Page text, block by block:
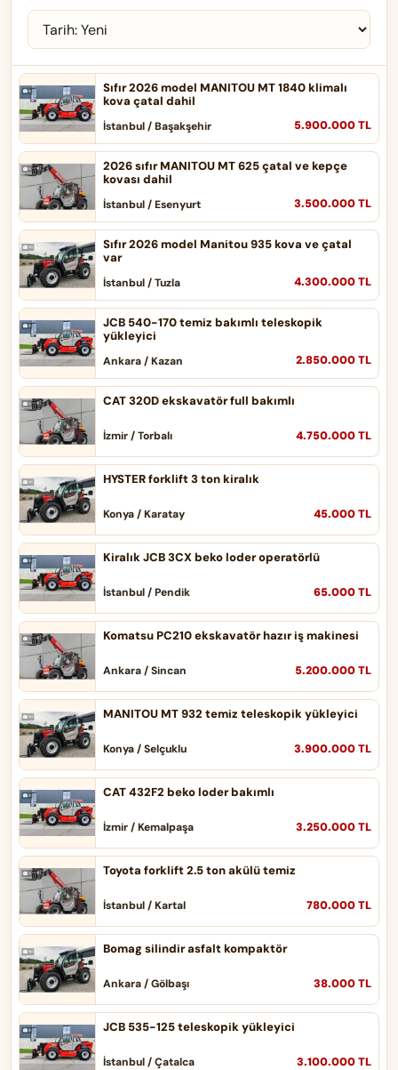
Sıfır 2026 model MANITOU MT 1840 klimalı
kova çatal dahil
5.900.000 TL
İstanbul / Başakşehir
2026 sıfır MANITOU MT 625 çatal ve kepçe
kovası dahil
3.500.000 TL
İstanbul / Esenyurt
Sıfır 2026 model Manitou 935 kova ve çatal
var
4.300.000 TL
İstanbul / Tuzla
JCB 540-170 temiz bakımlı teleskopik
yükleyici
2.850.000 TL
Ankara / Kazan
CAT 320D ekskavatör full bakımlı
4.750.000 TL
İzmir / Torbalı
HYSTER forklift 3 ton kiralık
45.000 TL
Konya / Karatay
Kiralık JCB 3CX beko loder operatörlü
65.000 TL
İstanbul / Pendik
Komatsu PC210 ekskavatör hazır iş makinesi
5.200.000 TL
Ankara / Sincan
MANITOU MT 932 temiz teleskopik yükleyici
3.900.000 TL
Konya / Selçuklu
CAT 432F2 beko loder bakımlı
3.250.000 TL
İzmir / Kemalpaşa
Toyota forklift 2.5 ton akülü temiz
780.000 TL
İstanbul / Kartal
Bomag silindir asfalt kompaktör
38.000 TL
Ankara / Gölbaşı
JCB 535-125 teleskopik yükleyici
3.100.000 TL
İstanbul / Çatalca